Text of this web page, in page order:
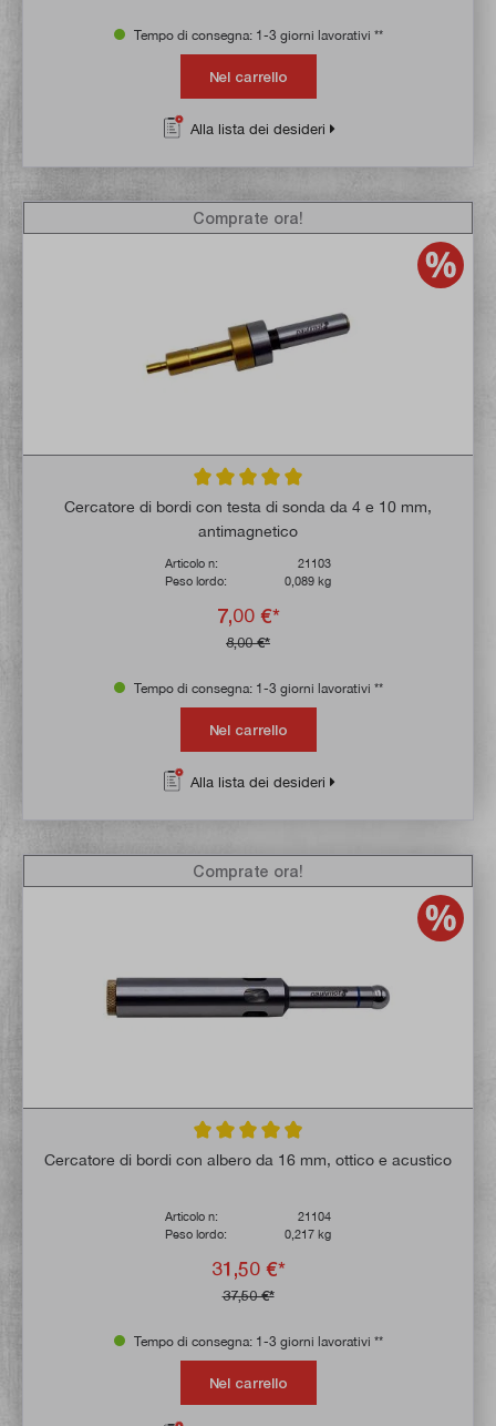
Tempo di consegna: 1-3 giorni lavorativi **
Nel carrello
Alla lista dei desideri
Valutazione media di 5 su 5 stelle
Cercatore di bordi con testa di sonda da 4 e 10 mm,
antimagnetico
Articolo n:
21103
Peso lordo:
0,089 kg
7,00 €*
8,00 €*
Comprate ora!
Tempo di consegna: 1-3 giorni lavorativi **
Nel carrello
Alla lista dei desideri
Valutazione media di 4.9 su 5 stelle
Cercatore di bordi con albero da 16 mm, ottico e acustico
Articolo n:
21104
Peso lordo:
0,217 kg
31,50 €*
37,50 €*
Comprate ora!
Tempo di consegna: 1-3 giorni lavorativi **
Nel carrello